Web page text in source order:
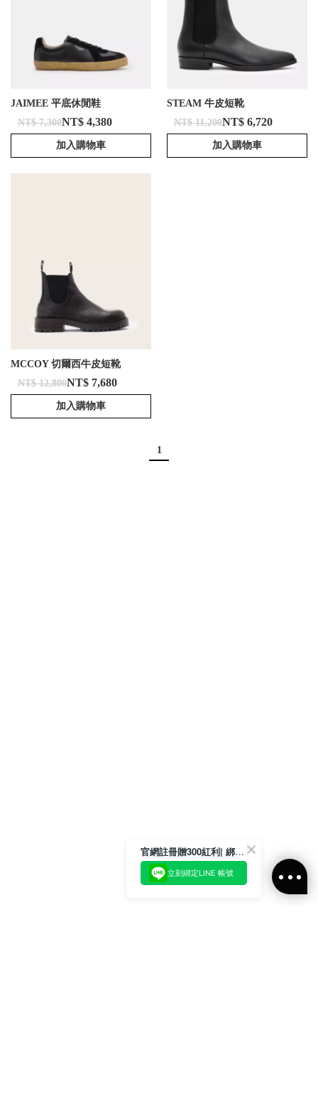
JAIMEE 平底休閒鞋
NT$ 7,300NT$ 4,380
加入購物車
STEAM 牛皮短靴
NT$ 11,200NT$ 6,720
加入購物車
MCCOY 切爾西牛皮短靴
NT$ 12,800NT$ 7,680
加入購物車
1
官網註冊贈300紅利| 綁定LINE再領取專屬優惠
立刻綁定LINE 帳號